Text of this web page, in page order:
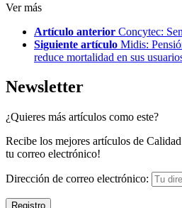
Ver más
Artículo anterior Concytec:
Siguiente artículo Midis:
reduce mortalidad en sus
Newsletter
¿Quieres más artículos como este?
Recibe los mejores artículos de
tu correo electrónico!
Dirección de correo electrónico: